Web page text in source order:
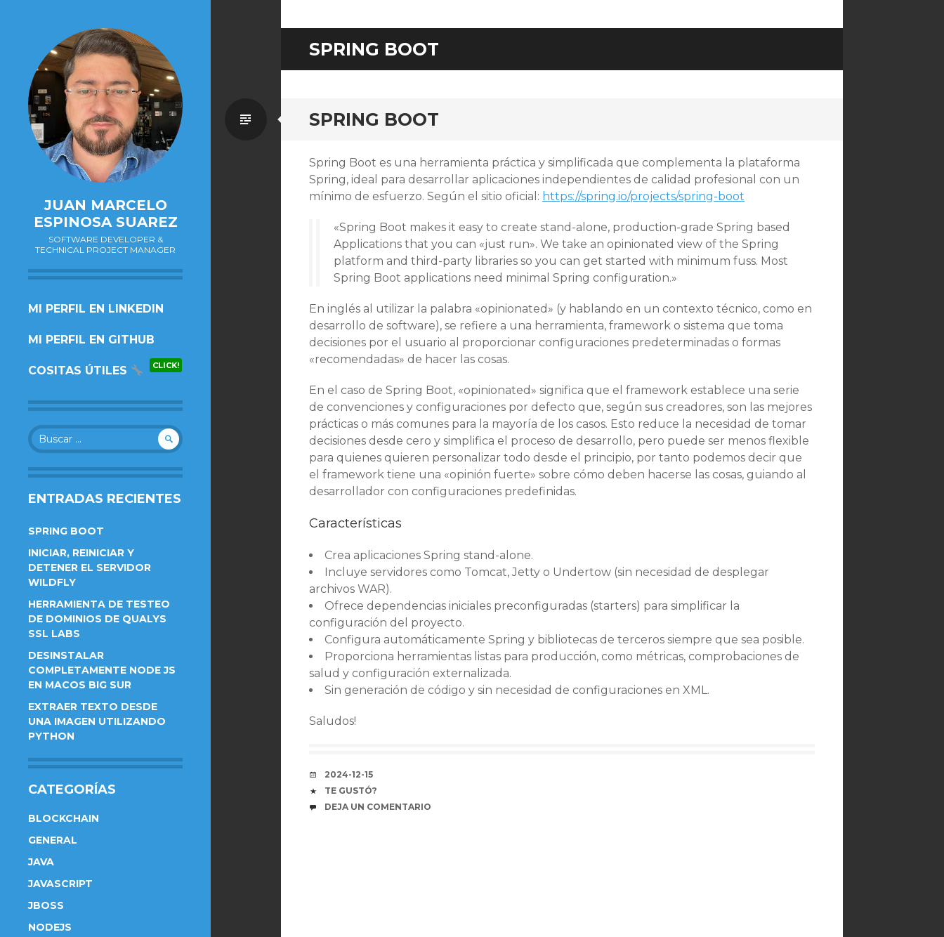
JUAN MARCELO
ESPINOSA SUAREZ
SOFTWARE DEVELOPER &
TECHNICAL PROJECT MANAGER
SALTAR
CONTENIDO.
MI PERFIL EN LINKEDIN
MI PERFIL EN GITHUB
COSITAS ÚTILES CLICK!
Buscar:
ENTRADAS RECIENTES
SPRING BOOT
INICIAR, REINICIAR Y
DETENER EL SERVIDOR
WILDFLY
HERRAMIENTA DE TESTEO
DE DOMINIOS DE QUALYS
SSL LABS
DESINSTALAR
COMPLETAMENTE NODE JS
EN MACOS BIG SUR
EXTRAER TEXTO DESDE
UNA IMAGEN UTILIZANDO
PYTHON
CATEGORÍAS
BLOCKCHAIN
GENERAL
JAVA
JAVASCRIPT
JBOSS
NODEJS
SPRING BOOT
SPRING BOOT
Estándar
Spring Boot es una herramienta práctica y simplificada que complementa la plataforma
Spring, ideal para desarrollar aplicaciones independientes de calidad profesional con un
mínimo de esfuerzo. Según el sitio oficial: https://spring.io/projects/spring-boot
«Spring Boot makes it easy to create stand-alone, production-grade Spring based
Applications that you can «just run». We take an opinionated view of the Spring
platform and third-party libraries so you can get started with minimum fuss. Most
Spring Boot applications need minimal Spring configuration.»
En inglés al utilizar la palabra «opinionated» (y hablando en un contexto técnico, como en
desarrollo de software), se refiere a una herramienta, framework o sistema que toma
decisiones por el usuario al proporcionar configuraciones predeterminadas o formas
«recomendadas» de hacer las cosas.
En el caso de Spring Boot, «opinionated» significa que el framework establece una serie
de convenciones y configuraciones por defecto que, según sus creadores, son las mejores
prácticas o más comunes para la mayoría de los casos. Esto reduce la necesidad de tomar
decisiones desde cero y simplifica el proceso de desarrollo, pero puede ser menos flexible
para quienes quieren personalizar todo desde el principio, por tanto podemos decir que
el framework tiene una «opinión fuerte» sobre cómo deben hacerse las cosas, guiando al
desarrollador con configuraciones predefinidas.
Características
Crea aplicaciones Spring stand-alone.
Incluye servidores como Tomcat, Jetty o Undertow (sin necesidad de desplegar
archivos WAR).
Ofrece dependencias iniciales preconfiguradas (starters) para simplificar la
configuración del proyecto.
Configura automáticamente Spring y bibliotecas de terceros siempre que sea posible.
Proporciona herramientas listas para producción, como métricas, comprobaciones de
salud y configuración externalizada.
Sin generación de código y sin necesidad de configuraciones en XML.
Saludos!
FECHA
2024-12-15
COFFEE
TE GUSTÓ?
COMENTARIOS
DEJA UN COMENTARIO